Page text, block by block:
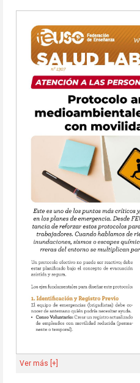
Ver más [+]